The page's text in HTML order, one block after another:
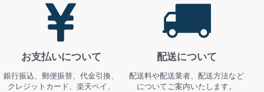
お支払いについて
銀行振込、郵便振替、代金引換、
クレジットカード、楽天ペイ、
配送について
配送料や配送業者、配送方法など
についてご案内いたします。